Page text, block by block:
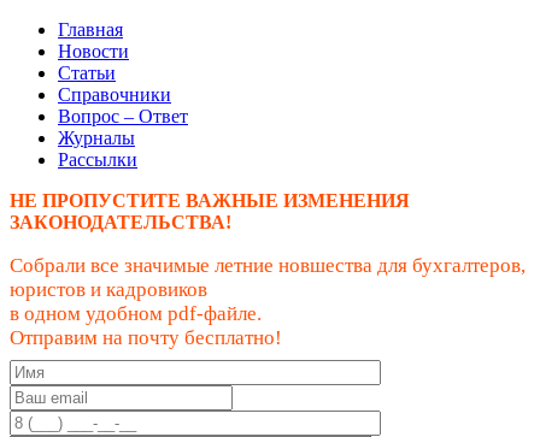
Главная
Новости
Статьи
Справочники
Вопрос – Ответ
Журналы
Рассылки
НЕ ПРОПУСТИТЕ ВАЖНЫЕ ИЗМЕНЕНИЯ
ЗАКОНОДАТЕЛЬСТВА!
Собрали все значимые летние новшества для бухгалтеров,
юристов и кадровиков
в одном удобном pdf-файле.
Отправим на почту бесплатно!